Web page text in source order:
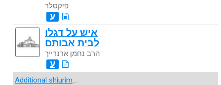
פיקסלר
ע
איש על דגלו
לבית אבותם
הרב נחמן ארנרייך
ע
Additional shiurim...